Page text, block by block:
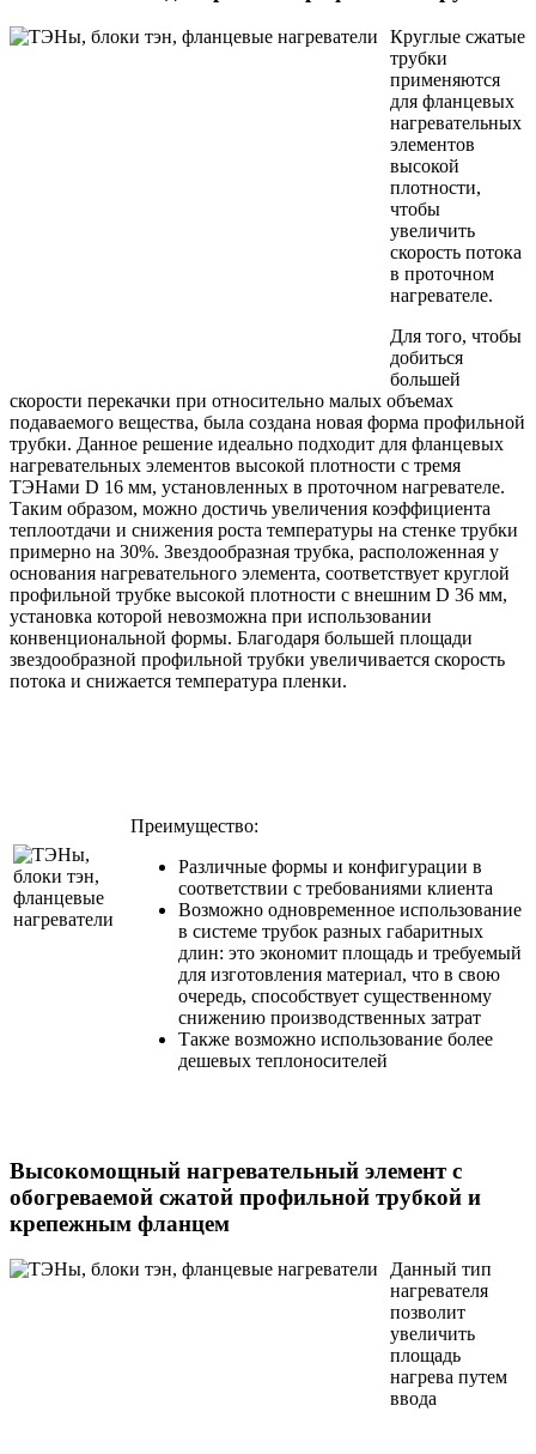
Круглые сжатые
трубки
применяются
для фланцевых
нагревательных
элементов
высокой
плотности,
чтобы
увеличить
скорость потока
в проточном
нагревателе.
Для того, чтобы
добиться
большей
скорости перекачки при относительно малых объемах
подаваемого вещества, была создана новая форма профильной
трубки. Данное решение идеально подходит для фланцевых
нагревательных элементов высокой плотности с тремя
ТЭНами D 16 мм, установленных в проточном нагревателе.
Таким образом, можно достичь увеличения коэффициента
теплоотдачи и снижения роста температуры на стенке трубки
примерно на 30%. Звездообразная трубка, расположенная у
основания нагревательного элемента, соответствует круглой
профильной трубке высокой плотности с внешним D 36 мм,
установка которой невозможна при использовании
конвенциональной формы. Благодаря большей площади
звездообразной профильной трубки увеличивается скорость
потока и снижается температура пленки.
Преимущество:
Различные формы и конфигурации в
соответствии с требованиями клиента
Возможно одновременное использование
в системе трубок разных габаритных
длин: это экономит площадь и требуемый
для изготовления материал, что в свою
очередь, способствует существенному
снижению производственных затрат
Также возможно использование более
дешевых теплоносителей
Высокомощный нагревательный элемент с
обогреваемой сжатой профильной трубкой и
крепежным фланцем
Данный тип
нагревателя
позволит
увеличить
площадь
нагрева путем
ввода